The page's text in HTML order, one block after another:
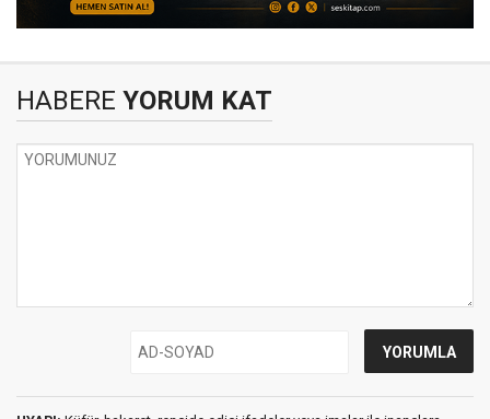
HABERE YORUM KAT